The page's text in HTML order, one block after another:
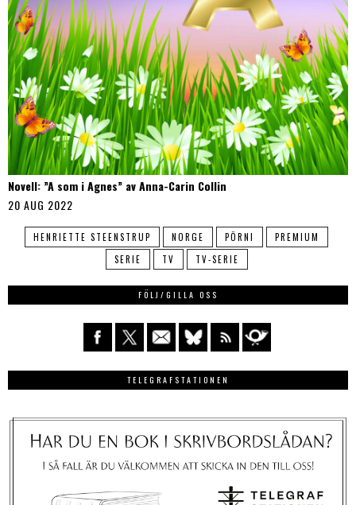
Novell: ”A som i Agnes” av Anna-Carin Collin
20 AUG 2022
HENRIETTE STEENSTRUP NORGE PÖRNI
PREMIUM
SERIE
TV TV-SERIE
FÖLJ/GILLA OSS
TELEGRAFSTATIONEN